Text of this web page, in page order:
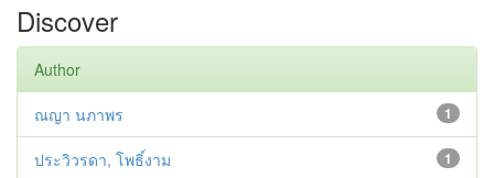
Discover
Author
1
ณญา นภาพร
1
ประวิวรดา, โพธิ์งาม